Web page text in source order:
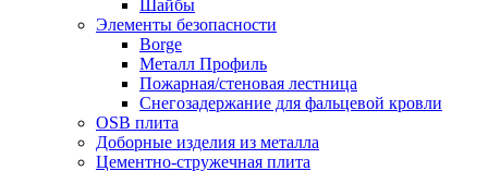
Шайбы
Элементы безопасности
Borge
Металл Профиль
Пожарная/стеновая лестница
Снегозадержание для фальцевой кровли
OSB плита
Доборные изделия из металла
Цементно-стружечная плита